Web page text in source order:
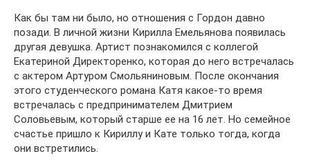
Как бы там ни было, но отношения с Гордон давно
позади. В личной жизни Кирилла Емельянова появилась
другая девушка. Артист познакомился с коллегой
Екатериной Директоренко, которая до него встречалась
с актером Артуром Смольяниновым. После окончания
этого студенческого романа Катя какое-то время
встречалась с предпринимателем Дмитрием
Соловьевым, который старше ее на 16 лет. Но семейное
счастье пришло к Кириллу и Кате только тогда, когда
они встретились.